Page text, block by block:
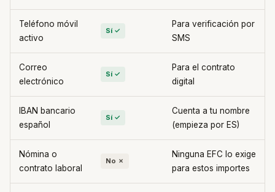
Teléfono móvil
activo
Sí ✓
Para verificación por
SMS
Correo
electrónico
Sí ✓
Para el contrato
digital
IBAN bancario
español
Sí ✓
Cuenta a tu nombre
(empieza por ES)
Nómina o
contrato laboral
No ✗
Ninguna EFC lo exige
para estos importes